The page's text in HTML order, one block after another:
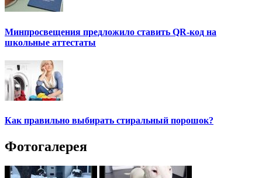
Минпросвещения предложило ставить QR-код на
школьные аттестаты
Как правильно выбирать стиральный порошок?
Фотогалерея